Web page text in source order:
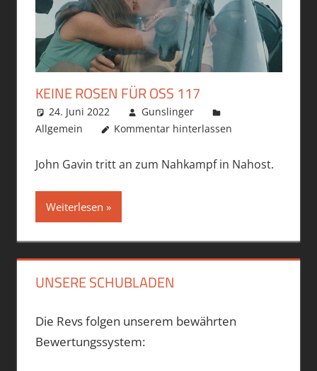
KEINE ROSEN FÜR OSS 117
24. Juni 2022
Gunslinger
Allgemein
Kommentar hinterlassen
John Gavin tritt an zum Nahkampf in Nahost.
Weiterlesen
UNSERE SCHUBLADEN
Die Revs folgen unserem bewährten
Bewertungssystem: